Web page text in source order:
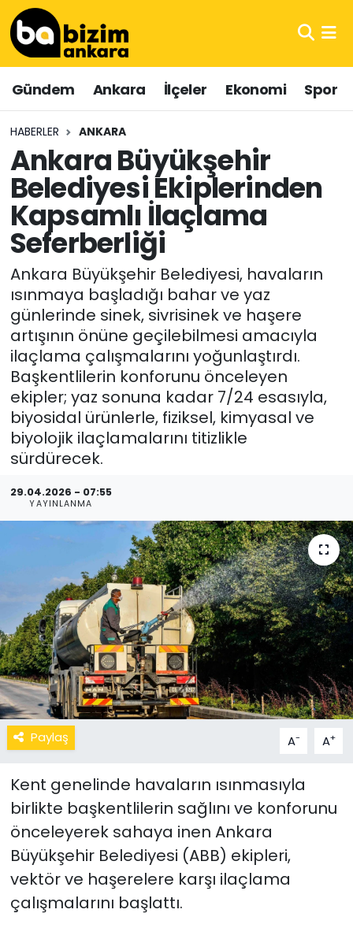
Gündem Ankara İlçeler Ekonomi Spor
HABERLER ANKARA
Ankara Büyükşehir
Belediyesi Ekiplerinden
Kapsamlı İlaçlama
Seferberliği
Ankara Büyükşehir Belediyesi, havaların
ısınmaya başladığı bahar ve yaz
günlerinde sinek, sivrisinek ve haşere
artışının önüne geçilebilmesi amacıyla
ilaçlama çalışmalarını yoğunlaştırdı.
Başkentlilerin konforunu önceleyen
ekipler; yaz sonuna kadar 7/24 esasıyla,
biyosidal ürünlerle, fiziksel, kimyasal ve
biyolojik ilaçlamalarını titizlikle
sürdürecek.
29.04.2026 - 07:55
YAYINLANMA
Paylaş A- A+
Kent genelinde havaların ısınmasıyla
birlikte başkentlilerin sağlını ve konforunu
önceleyerek sahaya inen Ankara
Büyükşehir Belediyesi (ABB) ekipleri,
vektör ve haşerelere karşı ilaçlama
çalışmalarını başlattı.
Hava Durumu
Trafik Durumu
Süper Lig Puan Durumu ve Fikstür
Tüm Manşetler
Son Dakika Haberleri